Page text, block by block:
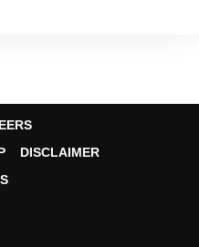
कि एक हिस्सा भी अपने
DISCLAIMER